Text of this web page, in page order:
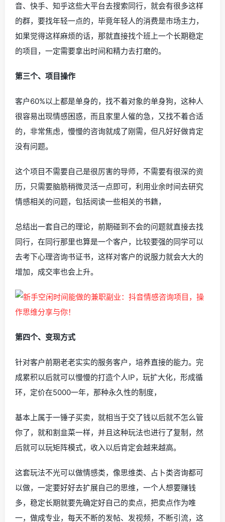
音、快手、知乎这些大平台去搜索同行，就会有很多这样
的群，要找年轻一点的，毕竟年轻人的消费是市场主力，
如果觉得这样麻烦的话，那就直接找个班上一个长期稳定
的项目，一定需要拿出时间和精力去打磨的。
第三个、项目操作
客户60%以上都是单身的，找不着对象的单身狗，这种人
很容易出现情感困惑，而且家里人催的急，又找不着合适
的，非常焦虑，慢慢的咨询就成了刚需，但凡好好做肯定
没有问题。
这个项目不需要自己是很厉害的导师，不需要有很深的资
历，只需要脑筋稍微灵活一点即可，利用业余时间去研究
情感相关的问题，包括阅读一些相关的书籍，
总结出一套自己的理论，前期碰到不会的问题就直接去找
同行，在同行那里也算是一个客户，比较要强的同学可以
去考下心理咨询书证书，这样对客户的说服力就会大大的
增加，成交率也会上升。
第四个、变现方式
针对客户前期老老实实的服务客户，培养直接的能力。完
成累积以后就可以慢慢的打造个人IP，玩扩大化，形成循
环，定价在5000一年，那种永久性的制度，
基本上属于一锤子买卖，就相当于交了钱以后就不怎么管
你了，就和割韭菜一样，并且这种玩法也进行了复制，然
后就可以玩矩阵模式，收入以后肯定会越来越高。
这套玩法不光可以做情感类，像思维类、占卜类咨询都可
以做，一定要好好去扩展自己的思维，一个人想要赚钱
多，稳定长期就要先确定好自己的卖点，把卖点作为唯
一，做成专业，每天不断的发帖、发视频，不断引流，这